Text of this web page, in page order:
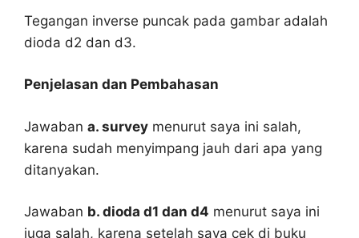
Tegangan inverse puncak pada gambar adalah
dioda d2 dan d3.
Penjelasan dan Pembahasan
Jawaban a. survey menurut saya ini salah,
karena sudah menyimpang jauh dari apa yang
ditanyakan.
Jawaban b. dioda d1 dan d4 menurut saya ini
juga salah, karena setelah saya cek di buku